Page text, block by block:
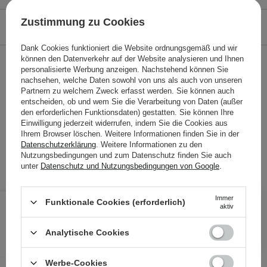
2,95 € /Stk.
IN DEN WARENKORB
ÖKOLOGIE
STELLEN SIE EINE FRAGE
Zweistufige Maske mit Niacinamid und Adenosin
295,00 €/100 g, inkl. MwSt.
Produktcode: 21847
Folgende Produkte wurden von
Zustimmung zu Cookies
Dank Cookies funktioniert die Website ordnungsgemäß und wir
können den Datenverkehr auf der Website analysieren und Ihnen
personalisierte Werbung anzeigen. Nachstehend können Sie
nachsehen, welche Daten sowohl von uns als auch von unseren
Partnern zu welchem Zweck erfasst werden. Sie können auch
entscheiden, ob und wem Sie die Verarbeitung von Daten (außer
den erforderlichen Funktionsdaten) gestatten. Sie können Ihre
Einwilligung jederzeit widerrufen, indem Sie die Cookies aus
Ihrem Browser löschen. Weitere Informationen finden Sie in der
Datenschutzerklärung . Weitere Informationen zu den
Nutzungsbedingungen und zum Datenschutz finden Sie auch
unter Datenschutz und Nutzungsbedingungen von Google
Funktionale Cookies (erforderlich)
Immer
aktiv
Analytische Cookies
Werbe-Cookies